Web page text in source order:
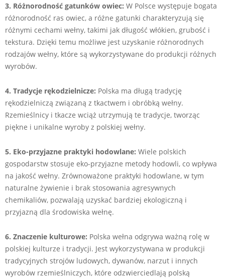
3. Różnorodność gatunków owiec: W Polsce występuje bogata
różnorodność ras owiec, a różne gatunki charakteryzują się
różnymi cechami wełny, takimi jak długość włókien, grubość i
tekstura. Dzięki temu możliwe jest uzyskanie różnorodnych
rodzajów wełny, które są wykorzystywane do produkcji różnych
wyrobów.
4. Tradycje rękodzielnicze: Polska ma długą tradycję
rękodzielniczą związaną z tkactwem i obróbką wełny.
Rzemieślnicy i tkacze wciąż utrzymują te tradycje, tworząc
piękne i unikalne wyroby z polskiej wełny.
5. Eko-przyjazne praktyki hodowlane: Wiele polskich
gospodarstw stosuje eko-przyjazne metody hodowli, co wpływa
na jakość wełny. Zrównoważone praktyki hodowlane, w tym
naturalne żywienie i brak stosowania agresywnych
chemikaliów, pozwalają uzyskać bardziej ekologiczną i
przyjazną dla środowiska wełnę.
6. Znaczenie kulturowe: Polska wełna odgrywa ważną rolę w
polskiej kulturze i tradycji. Jest wykorzystywana w produkcji
tradycyjnych strojów ludowych, dywanów, narzut i innych
wyrobów rzemieślniczych, które odzwierciedlają polską